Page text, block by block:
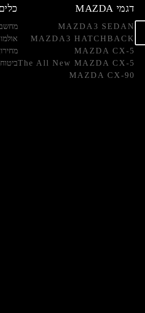
דגמי MAZDA
MAZDA3 SEDAN
MAZDA3 HATCHBACK
MAZDA CX-5
The All New MAZDA CX-5
MAZDA CX-90
ביטוח